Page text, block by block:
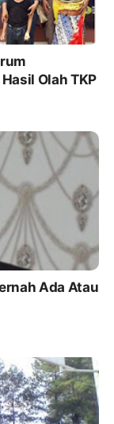
Olah TKP
Ada Atau